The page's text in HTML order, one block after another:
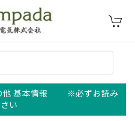
の他 基本情報 ※必ずお読み
い